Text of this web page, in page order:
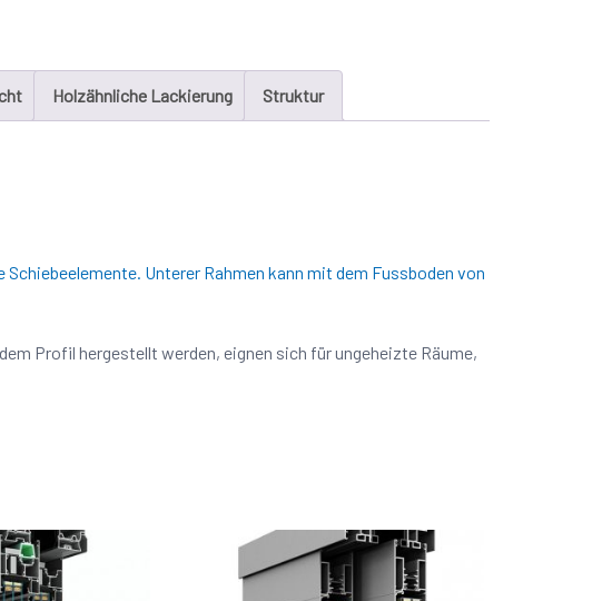
Holzähnliche Lackierung Struktur
Unterer Rahmen kann mit dem Fussboden von
Profil hergestellt werden, eignen sich für ungeheizte Räume,